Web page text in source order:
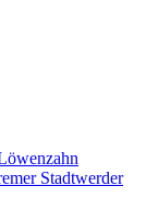
Stadtwerder